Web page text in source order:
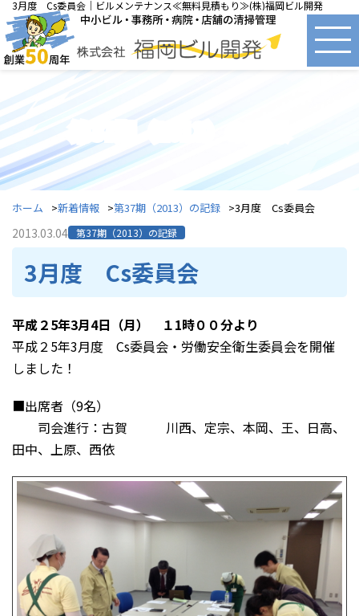
3月度 Cs委員会｜ビルメンテナンス≪無料見積もり≫(株)福岡ビル開発
第37期（2013）の記録
ホーム 新着情報 第37期（2013）の記録 3月度 Cs委員会
2013.03.04 第37期（2013）の記録
3月度 Cs委員会
平成２5年3月4日（月） １1時００分より
平成２5年3月度 Cs委員会・労働安全衛生委員会を開催
しました！
■出席者（9名）
司会進行：古賀 川西、定宗、本岡、王、日高、
田中、上原、西依